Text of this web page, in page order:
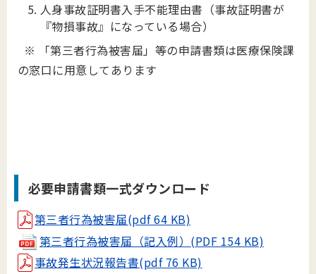
人身事故証明書入手不能理由書（事故証明書が
『物損事故』になっている場合）
※ 「第三者行為被害届」等の申請書類は医療保険課
の窓口に用意してあります
必要申請書類一式ダウンロード
第三者行為被害届(pdf 64 KB)
第三者行為被害届（記入例）(PDF 154 KB)
事故発生状況報告書(pdf 76 KB)